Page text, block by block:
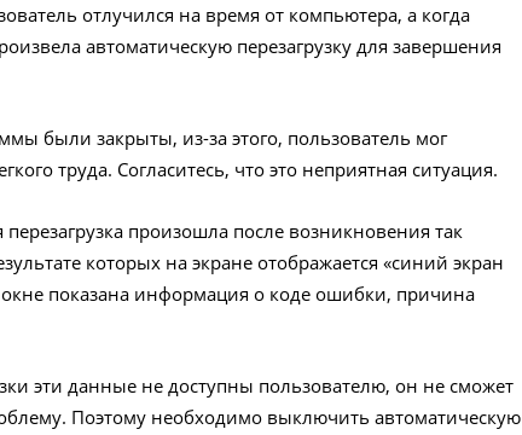
отлучился на время от компьютера, а когда
автоматическую перезагрузку для завершения
были закрыты, из-за этого, пользователь мог
труда. Согласитесь, что это неприятная ситуация.
произошла после возникновения так
которых на экране отображается «синий экран
окне показана информация о коде ошибки, причина
эти данные не доступны пользователю, он не сможет
Поэтому необходимо выключить автоматическую